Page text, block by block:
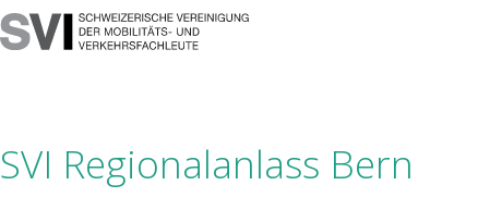
SVI Regionalanlass Bern